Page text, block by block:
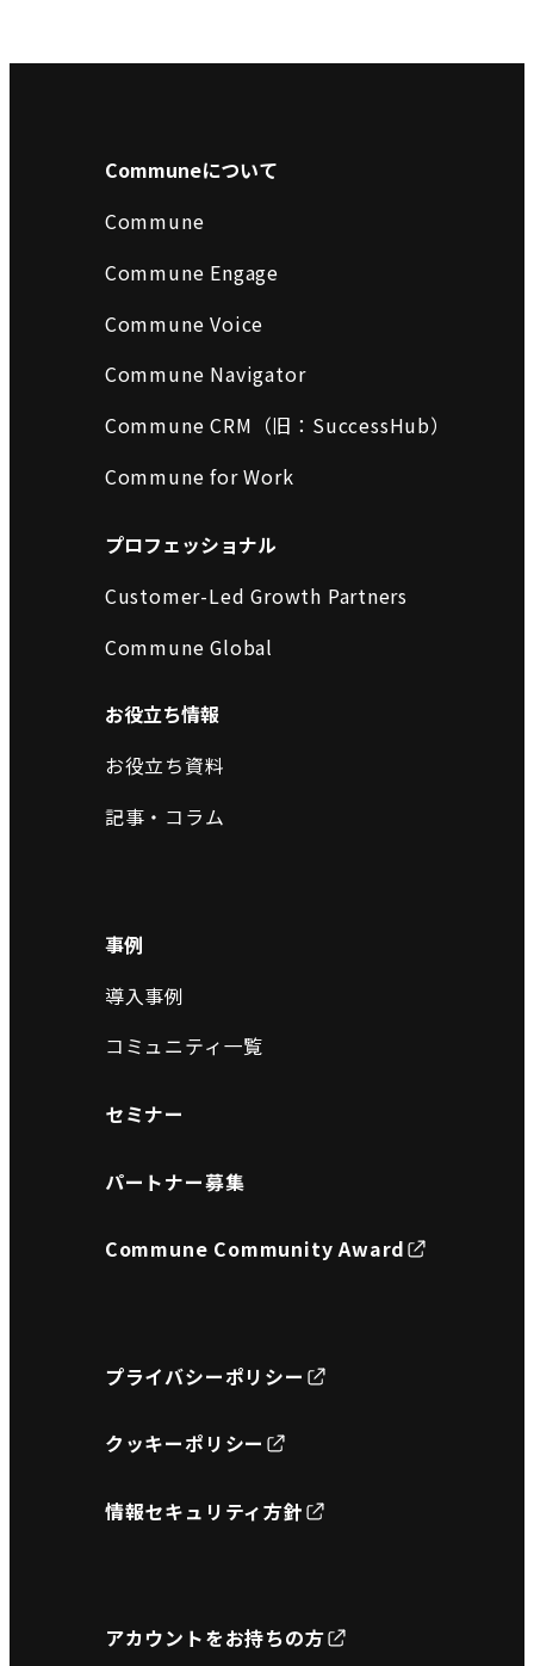
Communeについて
Commune
Commune Engage
Commune Voice
Commune Navigator
Commune CRM（旧：SuccessHub）
Commune for Work
プロフェッショナル
Customer-Led Growth Partners
Commune Global
お役立ち情報
お役立ち資料
記事・コラム
事例
導入事例
コミュニティ一覧
セミナー
パートナー募集
Commune Community Award
プライバシーポリシー
クッキーポリシー
情報セキュリティ方針
アカウントをお持ちの方